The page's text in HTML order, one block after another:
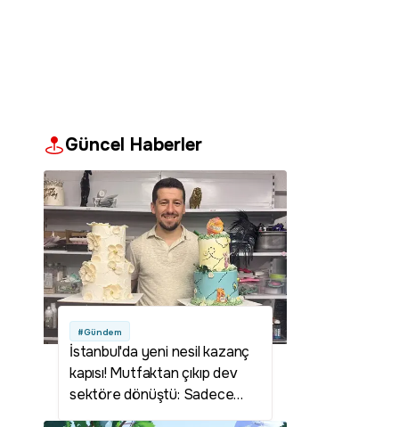
Güncel Haberler
#Gündem
İstanbul'da yeni nesil kazanç
kapısı! Mutfaktan çıkıp dev
sektöre dönüştü: Sadece